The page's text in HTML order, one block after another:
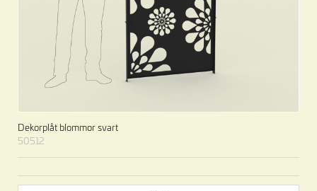
Dekorplåt blommor svart
50512